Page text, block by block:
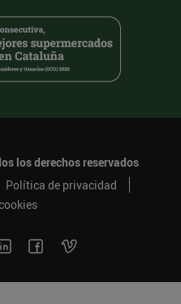
los derechos reservados
Política de privacidad